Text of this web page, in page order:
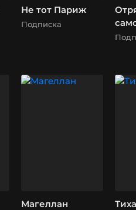
Не тот Париж
Подписка
Магеллан